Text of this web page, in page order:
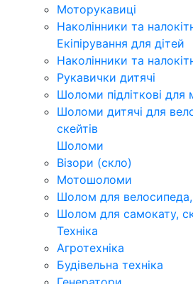
Моторукавиці
Наколінники та
Екіпірування для дітей
Наколінники та
Рукавички дитячі
Шоломи підліткові для
Шоломи дитячі для
скейтів
Шоломи
Візори (скло)
Мотошоломи
Шолом для
Шолом для самокату,
Техніка
Агротехніка
Будівельна техніка